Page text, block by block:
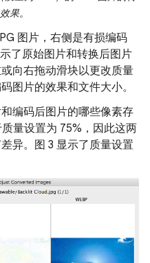
果。
图片，右侧是有损编码
了原始图片和转换后图片
向右拖动滑块以更改质量
图片的效果和文件大小。
编码后图片的哪些像素存
量设置为 75%，因此这两
异。图 3 显示了质量设置